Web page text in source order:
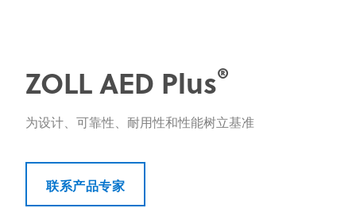
ZOLL AED Plus®
为设计、可靠性、耐用性和性能树立基准
联系产品专家